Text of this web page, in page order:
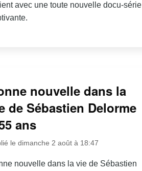
avec une toute nouvelle docu-série
nouvelle dans la
de Sébastien Delorme
ans
le dimanche 2 août à 18:47
nouvelle dans la vie de Sébastien